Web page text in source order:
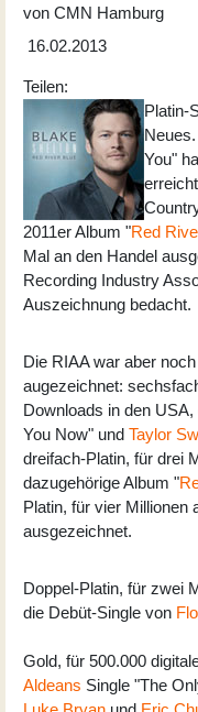
von CMN Hamburg
16.02.2013
Teilen:
Platin-
You"
2011er Album "Red
Mal an den Handel
Recording Industry
Auszeichnung bedacht.
Die RIAA war aber
augezeichnet:
Downloads in den
You Now" und Taylor
dreifach-Platin, für drei
dazugehörige Album "
Platin, für vier Millionen
ausgezeichnet.
Doppel-Platin, für zwei
die Debüt-Single von
Gold, für 500.000
Aldeans Single "The